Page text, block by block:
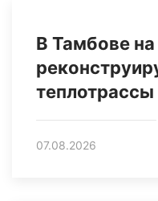
В Тамбове на
теплотрассы
07.08.2026